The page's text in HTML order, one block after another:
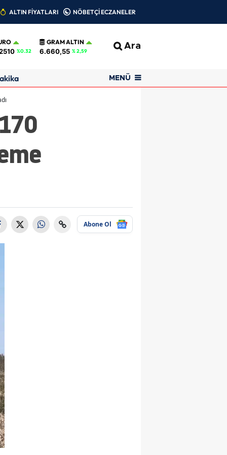
ALTIN FİYATLARI NÖBETÇİ ECZANELER
%0.32
GRAM ALTIN
6.660,55 % 2,59 Ara
MENÜ
Abone Ol